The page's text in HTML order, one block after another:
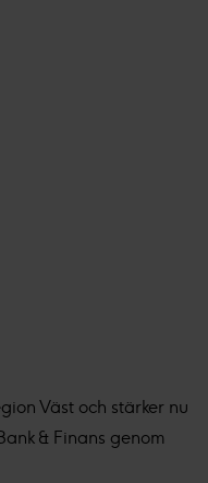
Väst och stärker nu
& Finans genom